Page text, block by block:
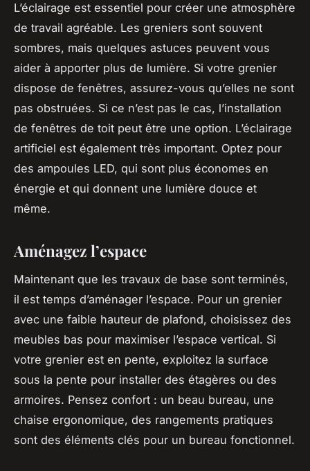
L’éclairage est essentiel pour créer une atmosphère
de travail agréable. Les greniers sont souvent
sombres, mais quelques astuces peuvent vous
aider à apporter plus de lumière. Si votre grenier
dispose de fenêtres, assurez-vous qu’elles ne sont
pas obstruées. Si ce n’est pas le cas, l’installation
de fenêtres de toit peut être une option. L’éclairage
artificiel est également très important. Optez pour
des ampoules LED, qui sont plus économes en
énergie et qui donnent une lumière douce et
même.
Aménagez l’espace
Maintenant que les travaux de base sont terminés,
il est temps d’aménager l’espace. Pour un grenier
avec une faible hauteur de plafond, choisissez des
meubles bas pour maximiser l’espace vertical. Si
votre grenier est en pente, exploitez la surface
sous la pente pour installer des étagères ou des
armoires. Pensez confort : un beau bureau, une
chaise ergonomique, des rangements pratiques
sont des éléments clés pour un bureau fonctionnel.